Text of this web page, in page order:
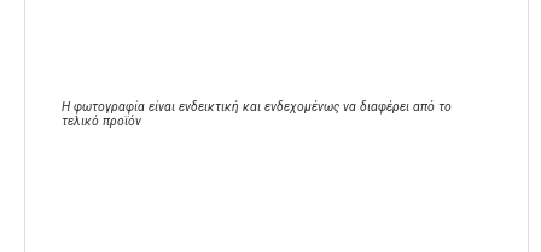
Η φωτογραφία είναι ενδεικτική και ενδεχομένως να διαφέρει από το
τελικό προϊόν